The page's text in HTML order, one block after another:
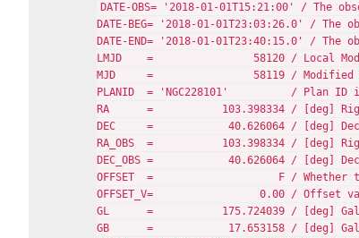
DATE-OBS= '2018-01-01T15:21:00' / The
DATE-BEG= '2018-01-01T23:03:26.0' /
DATE-END= '2018-01-01T23:40:15.0' /
LMJD    =                58120 / Local
MJD     =                58119 / Modified
PLANID  = 'NGC228101'          / Plan ID
RA      =           103.398334 / [deg]
DEC     =            40.626064 / [deg]
RA_OBS  =           103.398334 / [deg]
DEC_OBS =            40.626064 / [deg]
OFFSET  =                    F /
OFFSET_V=                 0.00 / Offset
GL      =           175.724039 / [deg]
GB      =            17.653158 / [deg]